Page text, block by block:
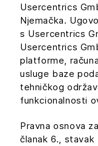
Usercentrics
Njemačka.
s Usercentrics
Usercentrics
platforme,
usluge baze
tehničkog
funkcionalnosti
Pravna osnova
članak 6.,